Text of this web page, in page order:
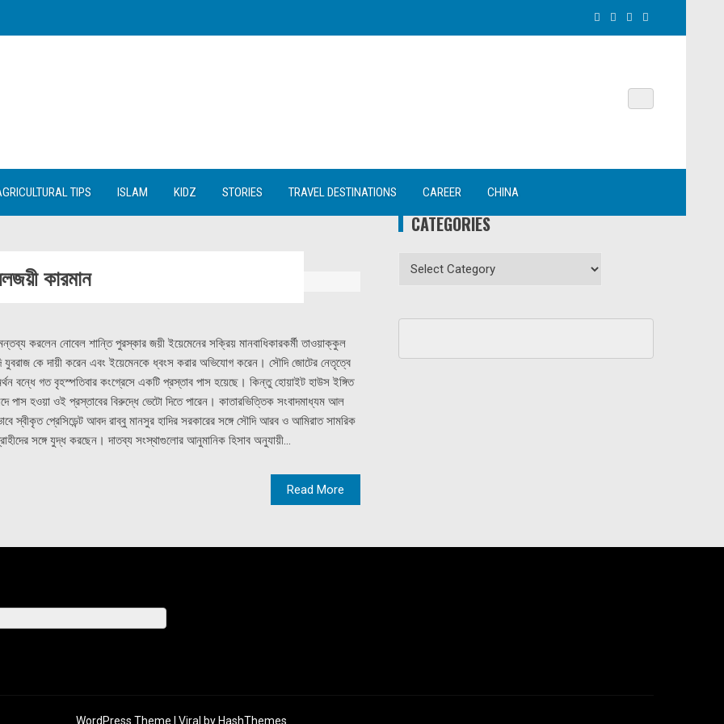
TIPS ISLAM KIDZ STORIES TRAVEL DESTINATIONS CAREER CHINA
কারমান
মন্তব্য করলেন নোবেল শান্তি পুরস্কার জয়ী ইয়েমেনের সক্রিয় মানবাধিকারকর্মী তাওয়াক্কুল
যুবরাজ কে দায়ী করেন এবং ইয়েমেনকে ধ্বংস করার অভিযোগ করেন। সৌদি জোটের নেতৃত্বে
বন্ধে গত বৃহস্পতিবার কংগ্রেসে একটি প্রস্তাব পাস হয়েছে। কিন্তু হোয়াইট হাউস ইঙ্গিত
পাস হওয়া ওই প্রস্তাবের বিরুদ্ধে ভেটো দিতে পারেন। কাতারভিত্তিক সংবাদমাধ্যম আল
স্বীকৃত প্রেসিডেন্ট আবদ রাব্বু মানসুর হাদির সরকারের সঙ্গে সৌদি আরব ও আমিরাত সামরিক
সঙ্গে যুদ্ধ করছেন। দাতব্য সংস্থাগুলোর আনুমানিক হিসাব অনুযায়ী...
Read More
CATEGORIES
Categories
WordPress Theme | Viral by HashThemes